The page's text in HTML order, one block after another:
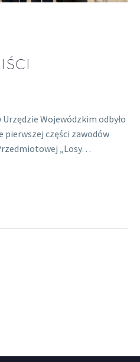
Wojewódzkim odbyło
pierwszej części zawodów
„Losy…